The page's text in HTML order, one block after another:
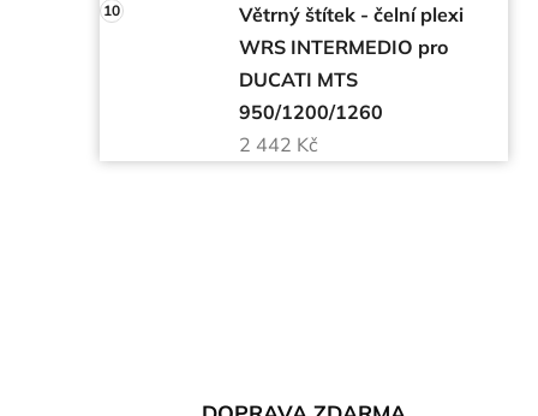
Větrný štítek - čelní plexi
WRS INTERMEDIO pro
DUCATI MTS
950/1200/1260
2 442 Kč